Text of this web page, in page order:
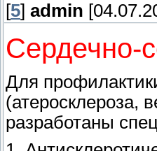
[5] admin
Сердечно-
Для
(атеросклероза,
разработаны